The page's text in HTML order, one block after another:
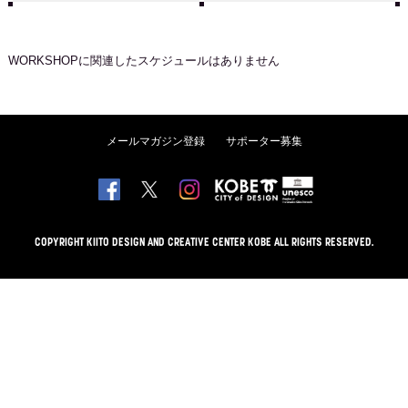
WORKSHOPに関連したスケジュールはありません
メールマガジン登録 サポーター募集
COPYRIGHT KIITO DESIGN AND CREATIVE CENTER KOBE ALL RIGHTS RESERVED.